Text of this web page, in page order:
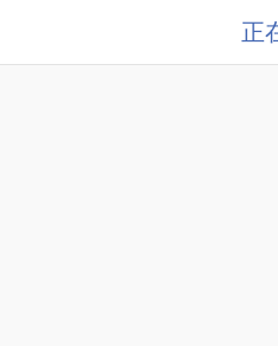
正